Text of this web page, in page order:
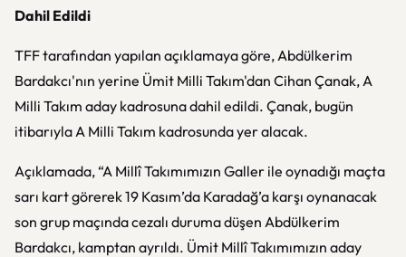
Dahil Edildi
TFF tarafından yapılan açıklamaya göre, Abdülkerim
Bardakcı'nın yerine Ümit Milli Takım'dan Cihan Çanak, A
Milli Takım aday kadrosuna dahil edildi. Çanak, bugün
itibarıyla A Milli Takım kadrosunda yer alacak.
Açıklamada, “A Millî Takımımızın Galler ile oynadığı maçta
sarı kart görerek 19 Kasım’da Karadağ’a karşı oynanacak
son grup maçında cezalı duruma düşen Abdülkerim
Bardakcı, kamptan ayrıldı. Ümit Millî Takımımızın aday